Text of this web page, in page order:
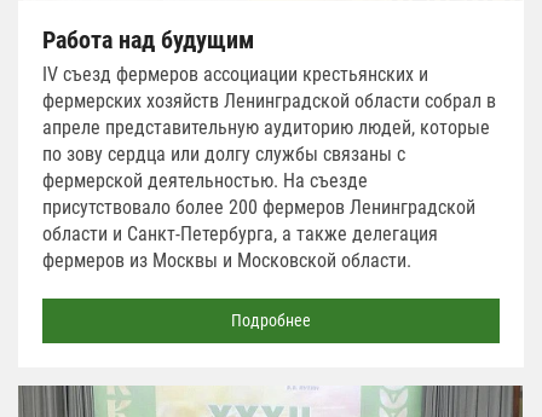
Работа над будущим
IV съезд фермеров ассоциации крестьянских и
фермерских хозяйств Ленинградской области собрал в
апреле представительную аудиторию людей, которые
по зову сердца или долгу службы связаны с
фермерской деятельностью. На съезде
присутствовало более 200 фермеров Ленинградской
области и Санкт-Петербурга, а также делегация
фермеров из Москвы и Московской области.
Подробнее